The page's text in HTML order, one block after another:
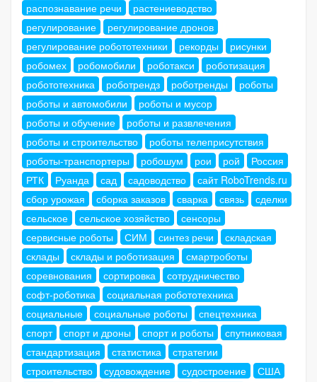
распознавание речи
растениеводство
регулирование
регулирование дронов
регулирование робототехники
рекорды
рисунки
робомех
робомобили роботакси
роботизация
робототехника
роботрендз роботренды
роботы
роботы и автомобили
роботы и мусор
роботы и обучение
роботы и развлечения
роботы и строительство
роботы телеприсутствия
роботы-транспортеры
робошум рои рой
Россия
РТК
Руанда сад садоводство
сайт RoboTrends.ru
сбор урожая
сборка заказов сварка связь
сделки
сельское
сельское хозяйство
сенсоры
сервисные роботы
СИМ синтез речи
складская
склады
склады и роботизация
смартроботы
соревнования
сортировка
сотрудничество
софт-роботика
социальная робототехника
социальные
социальные роботы
спецтехника
спорт
спорт и дроны спорт и роботы
спутниковая
стандартизация
статистика
стратегии
строительство
судовождение судостроение
США